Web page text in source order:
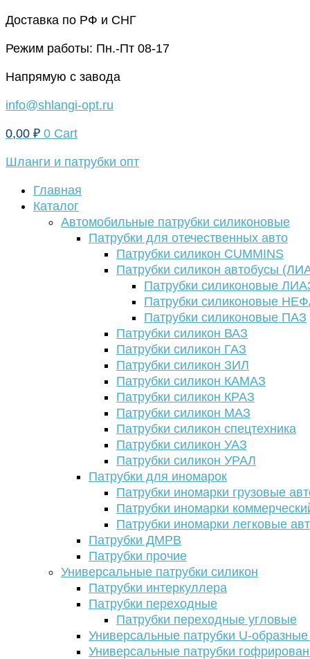
Перейти
содержимому
Доставка по РФ и СНГ
Режим работы: Пн.-Пт 08-17
Напрямую с завода
info@shlangi-opt.ru
0,00 ₽ 0 Cart
Шланги и патрубки опт
Главная
Каталог
Автомобильные патрубки силиконовые
Патрубки для отечественных авто
Патрубки силикон CUMMINS
Патрубки силикон автобусы
Патрубки силиконовые
Патрубки силиконовые
Патрубки силиконовые ПАЗ
Патрубки силикон ВАЗ
Патрубки силикон ГАЗ
Патрубки силикон ЗИЛ
Патрубки силикон КАМАЗ
Патрубки силикон КРАЗ
Патрубки силикон МАЗ
Патрубки силикон спецтехника
Патрубки силикон УАЗ
Патрубки силикон УРАЛ
Патрубки для иномарок
Патрубки иномарки грузовые
Патрубки иномарки
Патрубки иномарки легковые
Патрубки ДМРВ
Патрубки прочие
Универсальные патрубки силикон
Патрубки интеркуллера
Патрубки переходные
Патрубки переходные угловые
Универсальные патрубки U-
Универсальные патрубки